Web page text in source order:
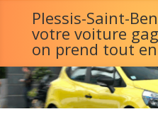
Plessis-Saint-
votre voiture
on prend tout